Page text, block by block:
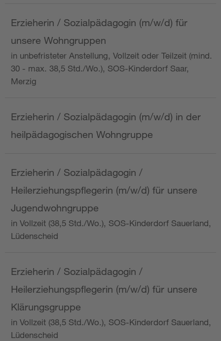
Erzieherin / Sozialpädagogin (m/w/d) für
unsere Wohngruppen
in unbefristeter Anstellung, Vollzeit oder Teilzeit (mind.
30 - max. 38,5 Std./Wo.), SOS-Kinderdorf Saar,
Merzig
Erzieherin / Sozialpädagogin (m/w/d) in der
heilpädagogischen Wohngruppe
Erzieherin / Sozialpädagogin /
Heilerziehungspflegerin (m/w/d) für unsere
Jugendwohngruppe
in Vollzeit (38,5 Std./Wo.), SOS-Kinderdorf Sauerland,
Lüdenscheid
Erzieherin / Sozialpädagogin /
Heilerziehungspflegerin (m/w/d) für unsere
Klärungsgruppe
in Vollzeit (38,5 Std./Wo.), SOS-Kinderdorf Sauerland,
Lüdenscheid